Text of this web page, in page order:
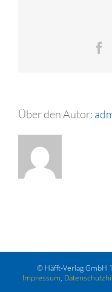
Über den Autor:
© Häfft-Verlag GmbH
Impressum,